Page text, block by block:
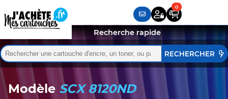
Rechercher :
Quand les résultats de l'auto-complétion sont
Recherche rapide
Modèle SCX 8120ND